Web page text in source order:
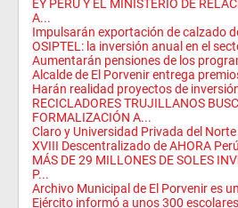
EY PERÚ Y EL MINISTERIO DE
A...
Impulsarán exportación de calzado
OSIPTEL: la inversión anual en el
Aumentarán pensiones de los
Alcalde de El Porvenir entrega
Harán realidad proyectos de
RECICLADORES TRUJILLANOS
FORMALIZACIÓN A...
Claro y Universidad Privada del
XVIII Descentralizado de AHORA
MÁS DE 29 MILLONES DE SOLES
P...
Archivo Municipal de El Porvenir es
Ejército informó a unos 300